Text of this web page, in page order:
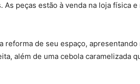
peças estão à venda na loja física
de seu espaço,
além de uma cebola caramelizada